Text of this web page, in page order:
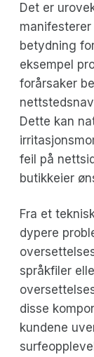
Det er
betydning
eksempel
forårsaker
Dette kan
feil på
butikkeier
Fra et
dypere
språkfiler
disse
kundene